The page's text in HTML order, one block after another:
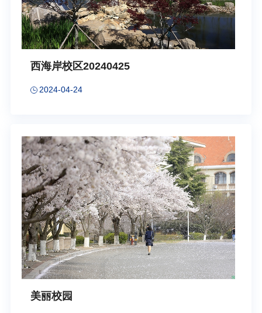
西海岸校区20240425
2024-04-24
美丽校园